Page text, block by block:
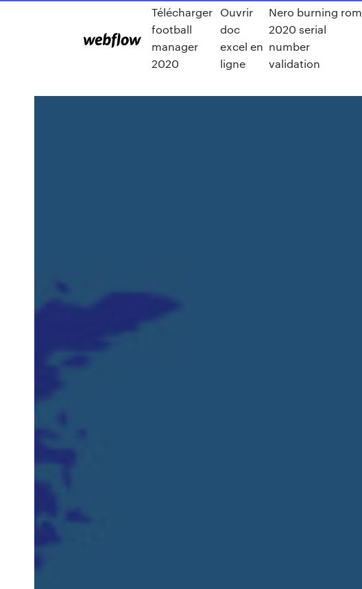
Télécharger
football
manager
2020
Ouvrir
doc
excel en
ligne
Nero burning rom
2020 serial
number
validation